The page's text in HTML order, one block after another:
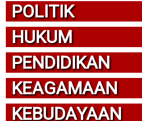
POLITIK
HUKUM
PENDIDIKAN
KEAGAMAAN
KEBUDAYAAN